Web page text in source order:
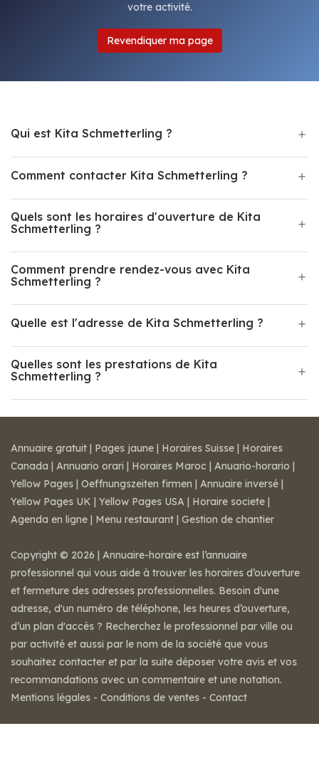
votre activité.
Revendiquer ma page
Qui est Kita Schmetterling ?
Comment contacter Kita Schmetterling ?
Quels sont les horaires d'ouverture de Kita
Schmetterling ?
Comment prendre rendez-vous avec Kita
Schmetterling ?
Quelle est l'adresse de Kita Schmetterling ?
Quelles sont les prestations de Kita
Schmetterling ?
Annuaire gratuit | Pages jaune | Horaires Suisse | Horaires
Canada | Annuario orari | Horaires Maroc | Anuario-horario |
Yellow Pages | Oeffnungszeiten firmen | Annuaire inversé |
Yellow Pages UK | Yellow Pages USA | Horaire societe |
Agenda en ligne | Menu restaurant | Gestion de chantier
Copyright © 2026 | Annuaire-horaire est l’annuaire
professionnel qui vous aide à trouver les horaires d’ouverture
et fermeture des adresses professionnelles. Besoin d'une
adresse, d'un numéro de téléphone, les heures d’ouverture,
d’un plan d'accès ? Recherchez le professionnel par ville ou
par activité et aussi par le nom de la société que vous
souhaitez contacter et par la suite déposer votre avis et vos
recommandations avec un commentaire et une notation.
Mentions légales - Conditions de ventes - Contact